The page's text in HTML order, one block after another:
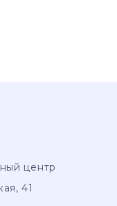
центр
41